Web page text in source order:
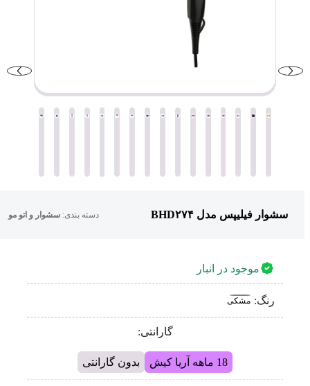
سشوار فیلیپس مدل BHD۲۷۴ دسته بندی:سشوار و اتو مو
موجود در انبار
رنگ: مشکی
گارانتی:
18 ماهه آریا کیش بدون گارانتی